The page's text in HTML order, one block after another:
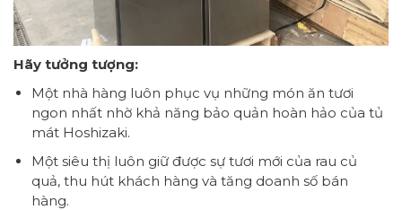
Hãy tưởng tượng:
Một nhà hàng luôn phục vụ những món ăn tươi
ngon nhất nhờ khả năng bảo quản hoàn hảo của tủ
mát Hoshizaki.
Một siêu thị luôn giữ được sự tươi mới của rau củ
quả, thu hút khách hàng và tăng doanh số bán
hàng.